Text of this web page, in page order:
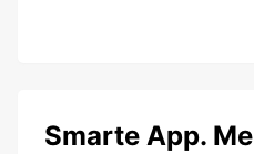
Smarte App.